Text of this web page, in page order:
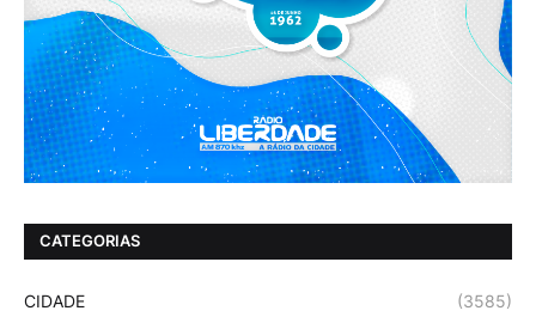
CATEGORIAS
CIDADE (3585)